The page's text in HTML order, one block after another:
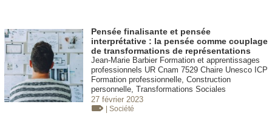
Pensée finalisante et pensée
interprétative : la pensée comme couplage
de transformations de représentations
Jean-Marie Barbier Formation et apprentissages
professionnels UR Cnam 7529 Chaire Unesco ICP
Formation professionnelle, Construction
personnelle, Transformations Sociales
27 février 2023
| Société